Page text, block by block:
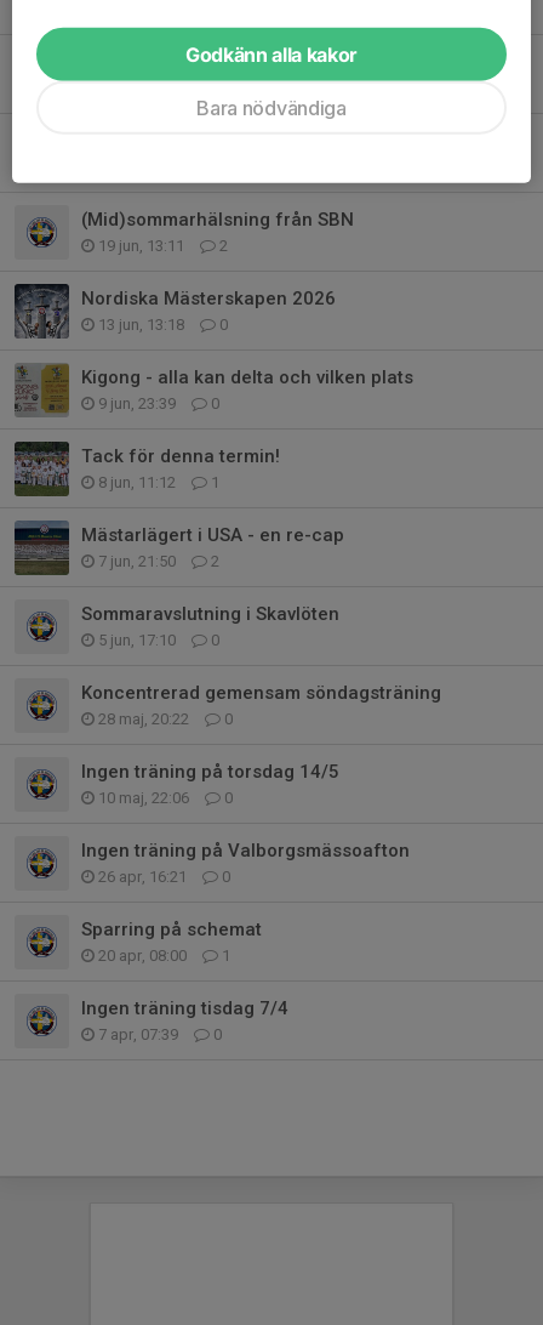
(Mid)sommarhälsning från SBN
19 jun, 13:11 2
Nordiska Mästerskapen 2026
13 jun, 13:18 0
Kigong - alla kan delta och vilken plats
9 jun, 23:39 0
Tack för denna termin!
8 jun, 11:12 1
Mästarlägert i USA - en re-cap
7 jun, 21:50 2
Sommaravslutning i Skavlöten
5 jun, 17:10 0
Koncentrerad gemensam söndagsträning
28 maj, 20:22 0
Ingen träning på torsdag 14/5
10 maj, 22:06 0
Ingen träning på Valborgsmässoafton
26 apr, 16:21 0
Sparring på schemat
20 apr, 08:00 1
Ingen träning tisdag 7/4
7 apr, 07:39 0
Godkänn alla kakor
Bara nödvändiga